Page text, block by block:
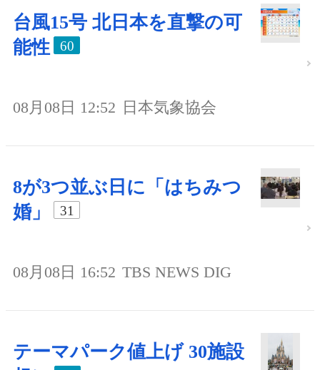
台風15号 北日本を直撃の可
能性
60
08月08日 12:52 日本気象協会
8が3つ並ぶ日に「はちみつ
婚」
31
08月08日 16:52 TBS NEWS DIG
テーマパーク値上げ 30施設